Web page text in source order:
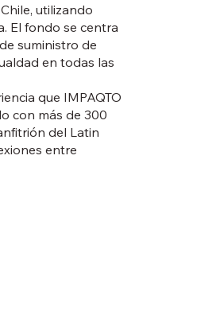
utilizando
El fondo se centra
suministro de
en todas las
que IMPAQTO
con más de 300
del Latin
entre